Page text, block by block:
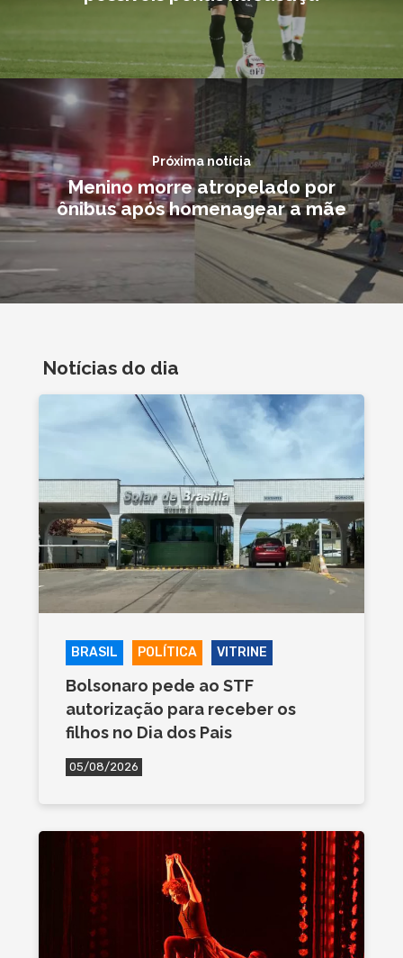
Próxima notícia
Menino morre atropelado por
ônibus após homenagear a mãe
Notícias do dia
BRASIL POLÍTICA VITRINE
Bolsonaro pede ao STF
autorização para receber os
filhos no Dia dos Pais
05/08/2026